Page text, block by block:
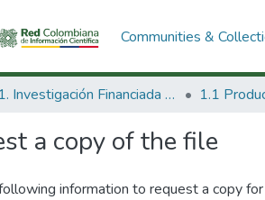
Communities &
1. Investigación Financiada con Recursos Públicos
a copy of the file
information to request a copy